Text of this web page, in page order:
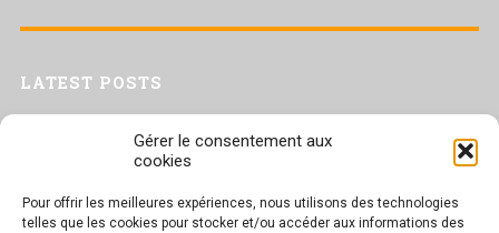
Gérer le consentement aux
cookies
Pour offrir les meilleures expériences, nous utilisons des technologies
telles que les cookies pour stocker et/ou accéder aux informations des
LATEST POSTS
Trac confédéral sur les situations de travail par forte chaleur
Séance plénière du CESER du 23 juin 2026